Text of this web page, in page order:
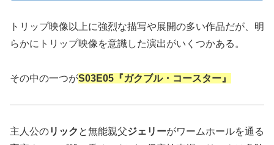
トリップ映像以上に強烈な描写や展開の多い作品だが、明
らかにトリップ映像を意識した演出がいくつかある。
その中の一つがS03E05『ガクブル・コースター』
主人公のリック と無能親父ジェリーがワームホールを通る